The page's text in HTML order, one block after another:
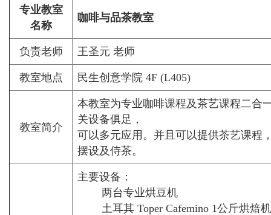
专业教室
名称
咖啡与品茶教室
负责老师 王圣元 老师
教室地点 民生创意学院 4F (L405)
教室简介
本教室为专业咖啡课程及茶艺课程二合
关设备俱足，
可以多元应用。并且可以提供茶艺课程
摆设及侍茶。
主要设备：
两台专业烘豆机
土耳其 Toper Cafemino 1公斤烘焙